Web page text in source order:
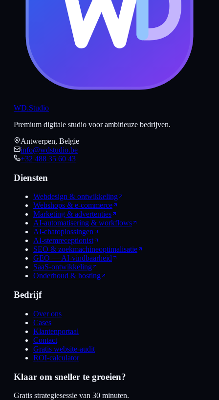
WD.Studio
Premium digitale studio voor ambitieuze bedrijven.
Antwerpen, Belgie
info@wdstudio.be
+32 488 35 60 43
Diensten
Webdesign & ontwikkeling
Webshops & e-commerce
Marketing & advertenties
AI-automatisering & workflows
AI-chatoplossingen
AI-stemreceptionist
SEO & zoekmachineoptimalisatie
GEO — AI-vindbaarheid
SaaS-ontwikkeling
Onderhoud & hosting
Bedrijf
Over ons
Cases
Klantenportaal
Contact
Gratis website-audit
ROI-calculator
Klaar om sneller te groeien?
Gratis strategiesessie van 30 minuten.